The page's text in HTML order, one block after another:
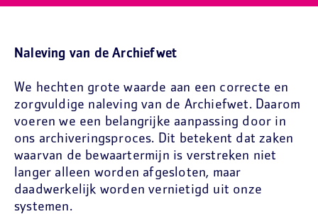
Naleving van de Archiefwet
We hechten grote waarde aan een correcte en
zorgvuldige naleving van de Archiefwet. Daarom
voeren we een belangrijke aanpassing door in
ons archiveringsproces. Dit betekent dat zaken
waarvan de bewaartermijn is verstreken niet
langer alleen worden afgesloten, maar
daadwerkelijk worden vernietigd uit onze
systemen.